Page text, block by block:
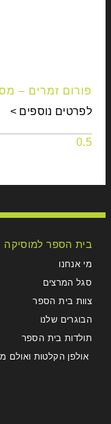
פורום זמרים –
לפרטים נוספים >
בית הספר למוסיקה
מי אנחנו
סגל המרצים
צוות בית הספר
הבוגרים שלנו
תולדות בית הספר
אולפן הקלטות ואולם